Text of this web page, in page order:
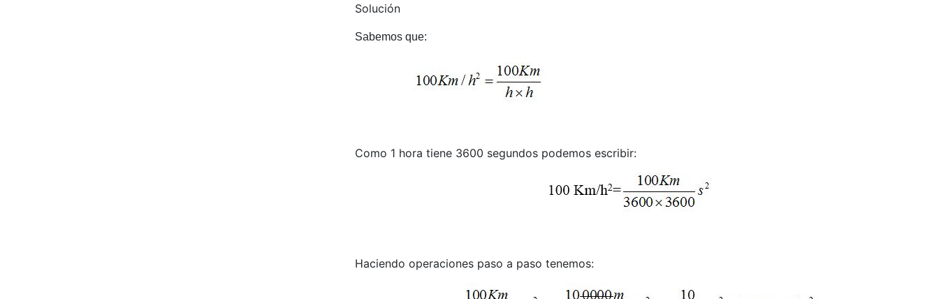
Solución
Sabemos que:
Como 1 hora tiene 3600 segundos podemos escribir:
Haciendo operaciones paso a paso tenemos: